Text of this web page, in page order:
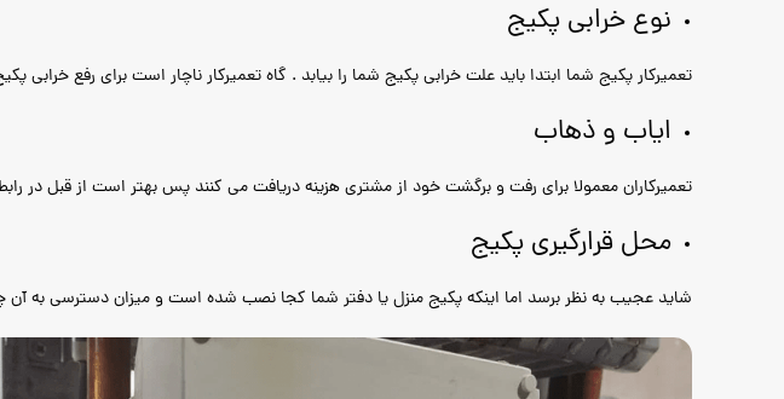
نوع خرابی پکیج
تعمیرکار پکیج شما ابتدا باید علت خرابی پکیج شما را بیابد . گاه تعمیرکار ناچار است برای رفع
ایاب و ذهاب
تعمیرکاران معمولا برای رفت و برگشت خود از مشتری هزینه دریافت می کنند پس بهتر است از قبل در
محل قرارگیری پکیج
شاید عجیب به نظر برسد اما اینکه پکیج منزل یا دفتر شما کجا نصب شده است و میزان دسترسی به